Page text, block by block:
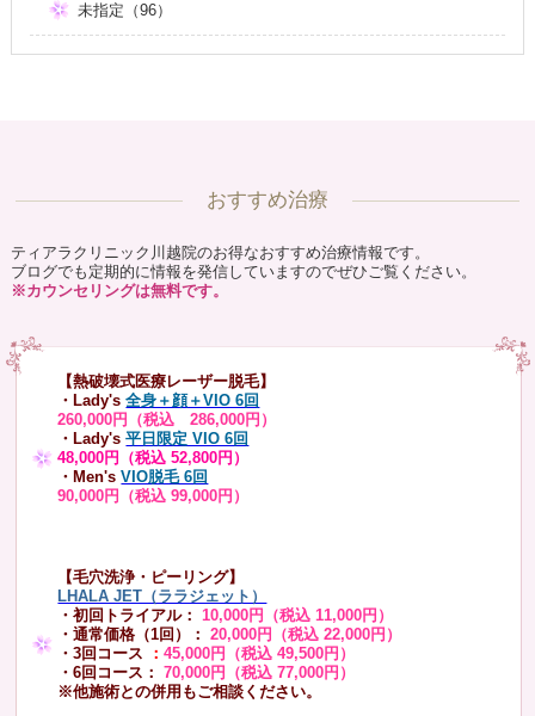
未指定（96）
おすすめ治療
ティアラクリニック川越院のお得なおすすめ治療情報です。
ブログでも定期的に情報を発信していますのでぜひご覧ください。
※カウンセリングは無料です。
【熱破壊式医療レーザー脱毛】
・Lady's 全身＋顔＋VIO 6回
260,000円（税込 286,000円）
・Lady's平日限定 VIO 6回
48,000円（税込 52,800円）
・Men's VIO脱毛 6回
90,000円（税込 99,000円）
【毛穴洗浄・ピーリング】
LHALA JET（ララジェット）
・初回トライアル：10,000円（税込 11,000円）
・通常価格（1回）：
20,000円（税込 22,000円）
・3回コース ：45,000円（税込 49,500円）
・6回コース：
70,000円（税込 77,000円）
※他施術との併用もご相談ください。